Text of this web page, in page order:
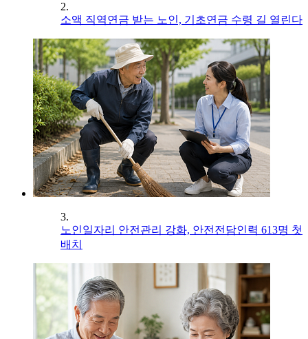
2.
소액 직역연금 받는 노인, 기초연금 수령 길 열린다
3.
노인일자리 안전관리 강화, 안전전담인력 613명 첫
배치